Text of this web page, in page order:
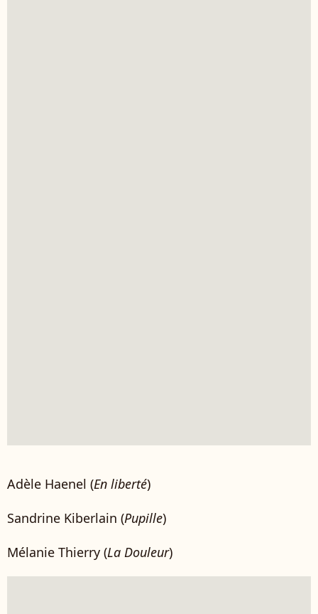
Adèle Haenel (En liberté)
Sandrine Kiberlain (Pupille)
Mélanie Thierry (La Douleur)